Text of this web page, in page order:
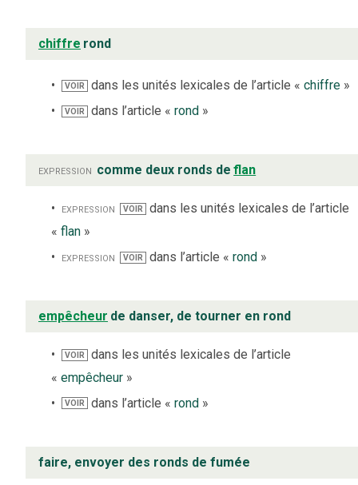
chiffre rond
VOIR dans les unités lexicales de l’article «chiffre »
VOIR dans l’article «rond »
expression comme deux ronds de flan
expression VOIR dans les unités lexicales de l’article
« flan »
expression
VOIR dans l’article « rond»
empêcheur de danser, de tourner en rond
VOIR
dans les unités lexicales de l’article
« empêcheur »
VOIR dans l’article «rond »
faire, envoyer des ronds de fumée